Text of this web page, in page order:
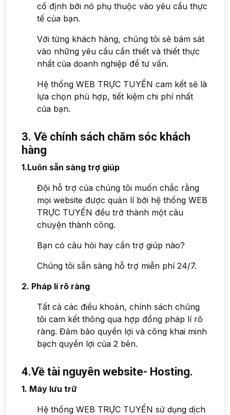
cố định bởi nó phụ thuộc vào yêu cầu thực
tế của bạn.
Với từng khách hàng, chúng tôi sẽ bám sát
vào những yêu cầu cần thiết và thiết thực
nhất của doanh nghiệp để tư vấn.
Hệ thống WEB TRỰC TUYẾN cam kết sẽ là
lựa chọn phù hợp, tiết kiệm chi phí nhất
của bạn.
3. Về chính sách chăm sóc khách
hàng
1.Luôn sẵn sàng trợ giúp
Đội hỗ trợ của chúng tôi muốn chắc rằng
mọi website được quản lí bởi hệ thống WEB
TRỰC TUYẾN đều trở thành một câu
chuyện thành công.
Bạn có câu hỏi hay cần trợ giúp nào?
Chúng tôi sẵn sàng hỗ trợ miễn phí 24/7.
2. Pháp lí rõ ràng
Tất cả các điều khoản, chính sách chúng
tôi cam kết thông qua hợp đồng pháp lí rõ
ràng. Đảm bảo quyền lợi và công khai minh
bạch quyền lợi của 2 bên.
4.Về tài nguyên website- Hosting.
1. Máy lưu trữ
Hệ thống WEB TRỰC TUYẾN sử dụng dịch